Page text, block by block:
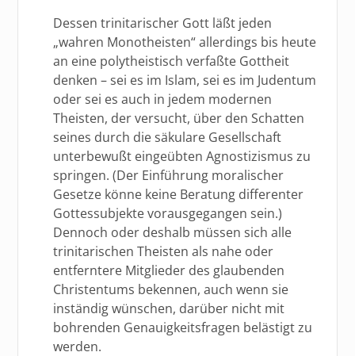
Dessen trinitarischer Gott läßt jeden
„wahren Monotheisten“ allerdings bis heute
an eine polytheistisch verfaßte Gottheit
denken – sei es im Islam, sei es im Judentum
oder sei es auch in jedem modernen
Theisten, der versucht, über den Schatten
seines durch die säkulare Gesellschaft
unterbewußt eingeübten Agnostizismus zu
springen. (Der Einführung moralischer
Gesetze könne keine Beratung differenter
Gottessubjekte vorausgegangen sein.)
Dennoch oder deshalb müssen sich alle
trinitarischen Theisten als nahe oder
entferntere Mitglieder des glaubenden
Christentums bekennen, auch wenn sie
inständig wünschen, darüber nicht mit
bohrenden Genauigkeitsfragen belästigt zu
werden.